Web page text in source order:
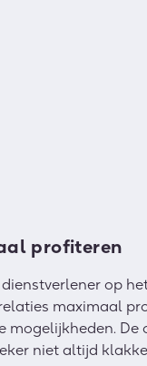
profiteren
op
maximaal
mogelijkheden. De
niet altijd